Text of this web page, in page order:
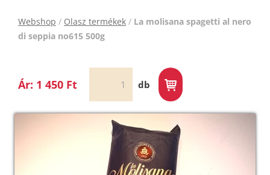
Webshop / Olasz termékek / La molisana spagetti al nero
di seppia no615 500g
Ár: 1 450 Ft db